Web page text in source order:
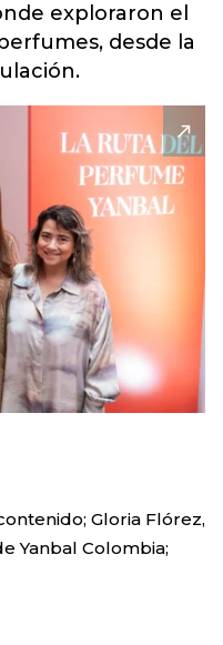
exploraron el
desde la
Gloria Flórez,
Yanbal Colombia;